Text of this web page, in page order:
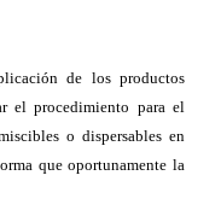
de los productos
el procedimiento para el
o dispersables en
que oportunamente la